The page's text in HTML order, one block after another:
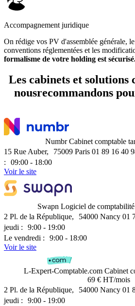
Accompagnement juridique
On rédige vos PV d'assemblée générale,
conventions réglementées et les
formalisme de votre holding est
Les cabinets et solutions
nousrecommandons
NumbrCabinet comptable
15 Rue Auber, 75009 Paris 01 89 16 40
: 09:00 - 18:00
Voir le site
Swapn Logiciel de comptabilité
2 Pl. de la République, 54000 Nancy 01
jeudi : 9:00 - 19:00
Le vendredi : 9:00 - 18:00
Voir le site
L-Expert-Comptable.com Cabinet
69 € HT/mois
2 Pl. de la République, 54000 Nancy 01
jeudi : 9:00 - 19:00